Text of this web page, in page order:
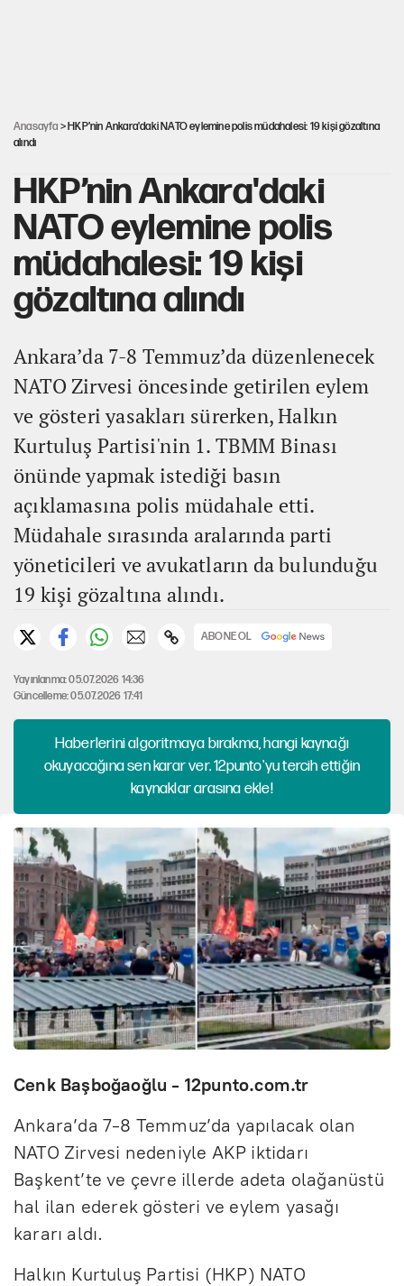
Anasayfa > HKP’nin Ankara'daki NATO eylemine polis müdahalesi: 19 kişi gözaltına
alındı
HKP’nin Ankara'daki
NATO eylemine polis
müdahalesi: 19 kişi
gözaltına alındı
Ankara’da 7-8 Temmuz’da düzenlenecek
NATO Zirvesi öncesinde getirilen eylem
ve gösteri yasakları sürerken, Halkın
Kurtuluş Partisi'nin 1. TBMM Binası
önünde yapmak istediği basın
açıklamasına polis müdahale etti.
Müdahale sırasında aralarında parti
yöneticileri ve avukatların da bulunduğu
19 kişi gözaltına alındı.
ABONE OL
Yayınlanma: 05.07.2026 14:36
Güncelleme: 05.07.2026 17:41
Haberlerini algoritmaya bırakma, hangi kaynağı
okuyacağına sen karar ver. 12punto'yu tercih ettiğin
kaynaklar arasına ekle!
Cenk Başboğaoğlu - 12punto.com.tr
Ankara’da 7-8 Temmuz’da yapılacak olan
NATO Zirvesi nedeniyle AKP iktidarı
Başkent’te ve çevre illerde adeta olağanüstü
hal ilan ederek gösteri ve eylem yasağı
kararı aldı.
Halkın Kurtuluş Partisi (HKP) NATO